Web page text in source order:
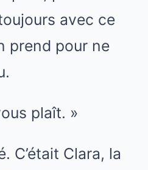
avec ce
prend pour ne
plaît. »
C’était Clara, la